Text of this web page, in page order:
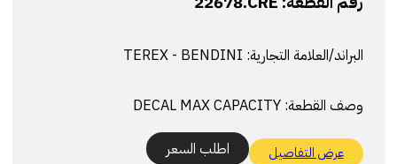
البراند/العلامة التجارية:
وصف القطعة: DECAL MAX CAPACITY
عرض التفاصيل اطلب السعر